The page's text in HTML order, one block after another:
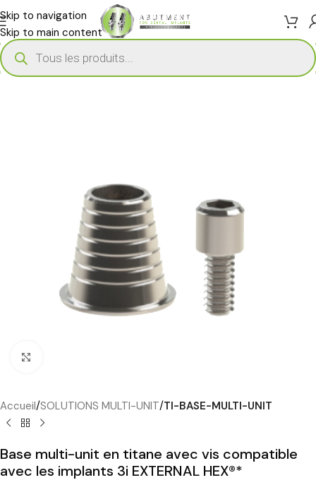
Skip to navigation
Skip to main content
Accueil SOLUTIONS MULTI-UNIT TI-BASE-MULTI-UNIT
Base multi-unit en titane avec vis compatible
avec les implants 3i EXTERNAL HEX®*